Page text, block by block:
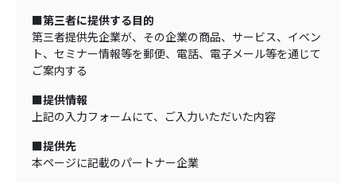
■第三者に提供する目的
第三者提供先企業が、その企業の商品、サービス、イベン
ト、セミナー情報等を郵便、電話、電子メール等を通じて
ご案内する
■提供情報
上記の入力フォームにて、ご入力いただいた内容
■提供先
本ページに記載のパートナー企業